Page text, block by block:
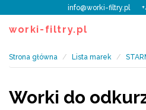
info@worki-filtry.pl
worki-filtry.pl
Strona główna Lista marek
Worki do